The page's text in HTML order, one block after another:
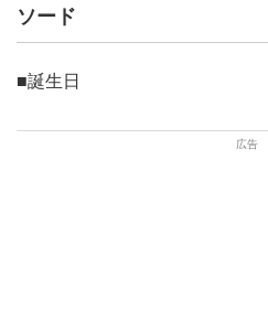
ソード
■誕生日